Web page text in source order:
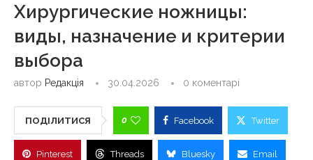
Хирургические ножницы:
виды, назначение и критерии
выбора
автор Редакція 30.04.2026 0 коментарі
ПОДІЛИТИСЯ 0 Facebook Twitter
Pinterest Threads Bluesky Email